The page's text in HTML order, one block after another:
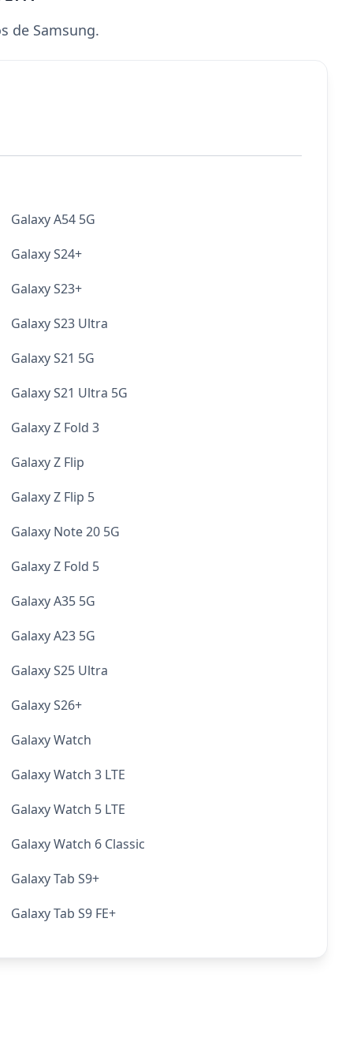
de Samsung.
Galaxy A54 5G
Galaxy S24+
Galaxy S23+
Galaxy S23 Ultra
Galaxy S21 5G
Galaxy S21 Ultra 5G
Galaxy Z Fold 3
Galaxy Z Flip
Galaxy Z Flip 5
Galaxy Note 20 5G
Galaxy Z Fold 5
Galaxy A35 5G
Galaxy A23 5G
Galaxy S25 Ultra
Galaxy S26+
Galaxy Watch
Galaxy Watch 3 LTE
Galaxy Watch 5 LTE
Galaxy Watch 6 Classic
Galaxy Tab S9+
Galaxy Tab S9 FE+